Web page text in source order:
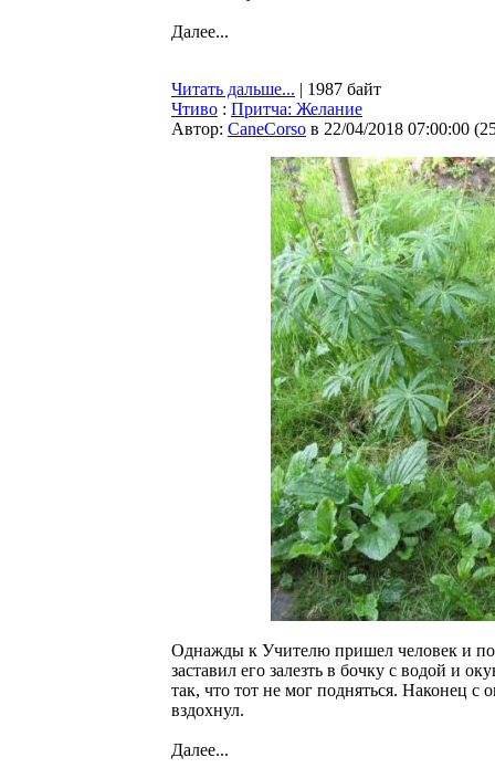
Далее...
Читать дальше... | 1987 байт
Чтиво : Притча: Желание
Автор: CaneCorso в 22/04/2018 07:00:00 (
Однажды к Учителю пришел человек и
заставил его залезть в бочку с водой и
так, что тот не мог подняться. Наконец
вздохнул.
Далее...